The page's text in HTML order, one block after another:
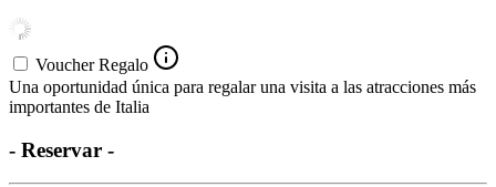
Voucher Regalo
Una oportunidad única para regalar una visita a las atracciones más
importantes de Italia
- Reservar -